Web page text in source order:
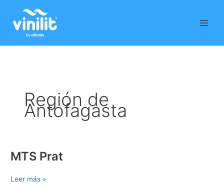
contenido
Región de
Antofagasta
MTS Prat
MTS
Leer más »